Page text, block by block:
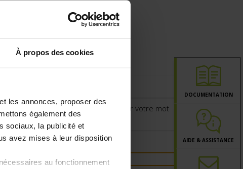
À propos des cookies
les annonces, proposer des
également des
sociaux, la publicité et
avez mises à leur disposition
au fonctionnement
DOCUMENTATION
AIDE & ASSISTANCE
ci-dessous.
vous permettant de réinitialiser votre mot